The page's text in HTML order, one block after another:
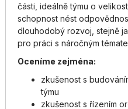
části, ideálně týmu o
schopnost nést
dlouhodobý rozvoj, stejně
pro práci s náročným
Oceníme zejména:
zkušenost s
týmu
zkušenost s řízením